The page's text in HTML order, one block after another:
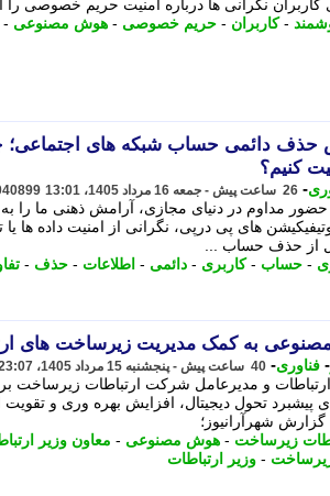
کاربران نگرانی ها درباره امنیت حریم خصوصی
-کاربران - حریم خصوصی - هوش مصنوعی -
حذف دائمی حساب شبکه های اجتماعی؛
کنیم؟
- 26 ساعت پیش - جمعه 16 مرداد 1405، 13:01
مداوم در دنیای مجازی، آرامش ذهنی ما را
های پی درپی، نگرانی از امنیت داده ها
از حذف حساب ...
- حساب -کاربری - دائمی - اطلاعات - حذف -
به کمک مدیریت زیرساخت های
- فناوری- 40 ساعت پیش - پنجشنبه 15 مرداد 1405، 23:07
و مدیرعامل شرکت ارتباطات زیرساخت
پیشبرد تحول دیجیتال، افزایش بهره وری و
گزارش شهرآرانیوز؛
زیرساخت - هوش مصنوعی - معاون وزیر
- وزیر ارتباطات